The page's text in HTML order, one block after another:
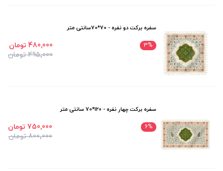
سفره برکت دو نفره - 70*70سانتی متر
3%
495٬000 تومان
480٬000 تومان
سفره برکت چهار نفره - 120*70 سانتی متر
6%
800٬000 تومان
750٬000 تومان